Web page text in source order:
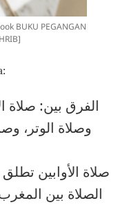
BUKU PEGANGAN
وصلاة الوتر،
الصلاة بين